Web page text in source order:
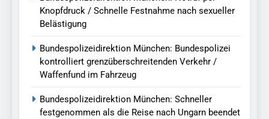
Knopfdruck / Schnelle Festnahme nach sexueller
Belästigung
Bundespolizeidirektion München: Bundespolizei
kontrolliert grenzüberschreitenden Verkehr /
Waffenfund im Fahrzeug
Bundespolizeidirektion München: Schneller
festgenommen als die Reise nach Ungarn beendet